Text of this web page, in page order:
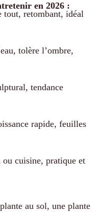
en 2026 :
tout, retombant, idéal
tolère l’ombre,
tendance
rapide, feuilles
ou cuisine, pratique et
au sol, une plante